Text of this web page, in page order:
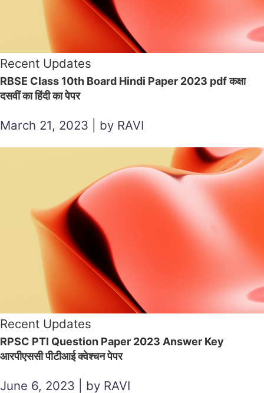
Recent Updates
RBSE Class 10th Board Hindi Paper 2023 pdf कक्षा
दसवीं का हिंदी का पेपर
March 21, 2023 | by RAVI
Recent Updates
RPSC PTI Question Paper 2023 Answer Key
आरपीएससी पीटीआई क्वेश्चन पेपर
June 6, 2023 | by RAVI